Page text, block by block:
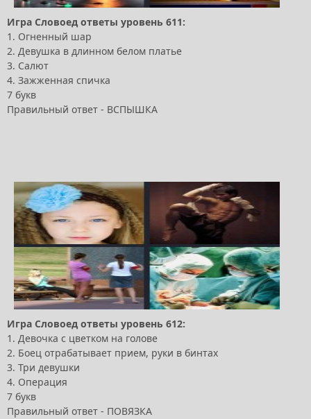
Игра Словоед ответы уровень 611:
1. Огненный шар
2. Девушка в длинном белом платье
3. Салют
4. Зажженная спичка
7 букв
Правильный ответ - ВСПЫШКА
Игра Словоед ответы уровень 612:
1. Девочка с цветком на голове
2. Боец отрабатывает прием, руки в бинтах
3. Три девушки
4. Операция
7 букв
Правильный ответ - ПОВЯЗКА